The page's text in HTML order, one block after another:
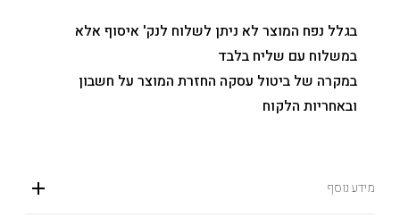
בגלל נפח המוצר לא ניתן לשלוח לנק' איסוף אלא
במשלוח עם שליח בלבד
במקרה של ביטול עסקה החזרת המוצר על חשבון
ובאחריות הלקוח
מידע נוסף